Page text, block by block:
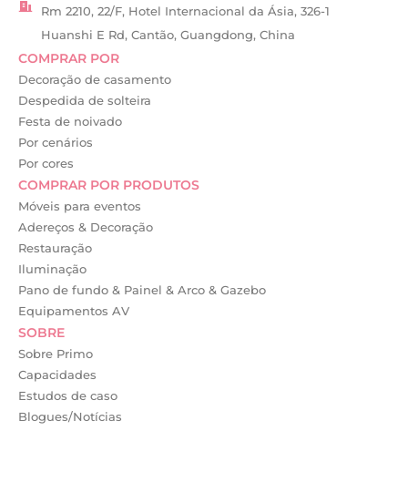
Rm 2210, 22/F, Hotel Internacional da Ásia, 326-1
Huanshi E Rd, Cantão, Guangdong, China
COMPRAR POR
Decoração de casamento
Despedida de solteira
Festa de noivado
Por cenários
Por cores
COMPRAR POR PRODUTOS
Móveis para eventos
Adereços & Decoração
Restauração
Iluminação
Pano de fundo & Painel & Arco & Gazebo
Equipamentos AV
SOBRE
Sobre Primo
Capacidades
Estudos de caso
Blogues/Notícias